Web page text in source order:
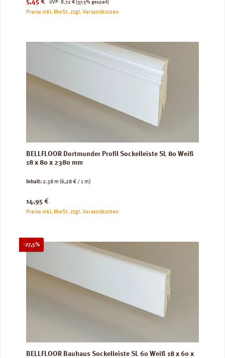
5,45 € UVP: 8,72 € (37.5% gespart)
Preise inkl. MwSt. zzgl. Versandkosten
BELLFLOOR Dortmunder Profil Sockelleiste SL 80 Weiß
18 x 80 x 2380 mm
Inhalt:2.38 m (6,28 € / 1 m)
Regulärer Preis:
14,95 €
Preise inkl. MwSt. zzgl. Versandkosten
-27,5%Rabatt
BELLFLOOR Bauhaus Sockelleiste SL 60 Weiß 18 x 60 x